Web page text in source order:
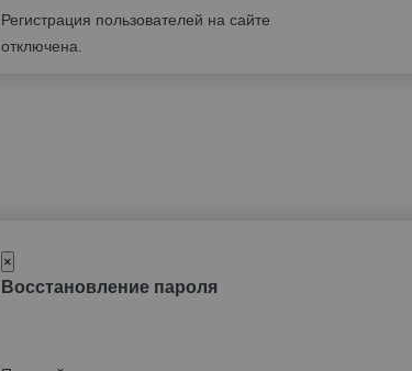
Регистрация пользователей на сайте
отключена.
×
Восстановление пароля